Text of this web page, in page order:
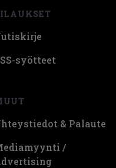
syötteet
& Palaute
/